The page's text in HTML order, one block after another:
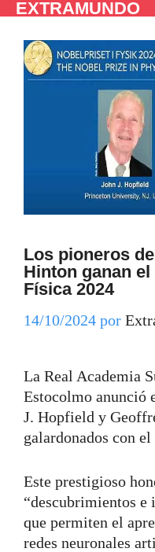
Saltar
contenido
EXTRAMUNDO
Los pioneros
Hinton ganan
Física 2024
14/10/2024 por
La Real Academia
Estocolmo anunció
J. Hopfield y
galardonados con
Este prestigioso
“descubrimientos e
que permiten el
redes neuronales